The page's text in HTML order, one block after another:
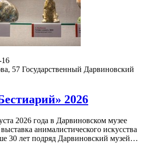
16
57 Государственный Дарвиновский
2026
2026 года в Дарвиновском музее
анималистического искусства
30 лет подряд Дарвиновский музей…